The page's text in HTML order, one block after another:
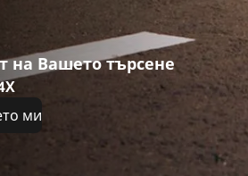
на Вашето търсене
ми